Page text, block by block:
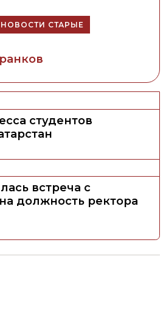
НОВОСТИ СТАРЫЕ
студентов
встреча с
должность ректора